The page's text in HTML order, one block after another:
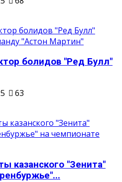
болидов "Ред Булл"
63
казанского "Зенита"